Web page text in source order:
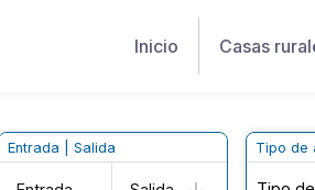
Inicio Casas
Entrada | Salida Tipo de